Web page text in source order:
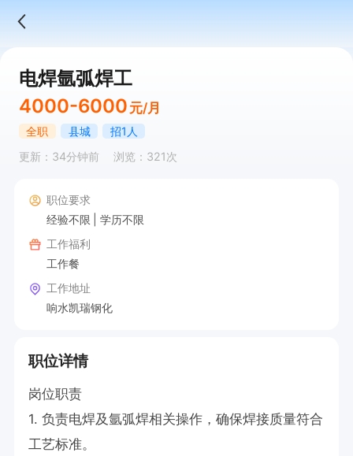
电焊氩弧焊工
4000-6000 元/月
全职 县城
招1人
更新：34分钟前
浏览：321次
职位要求
经验不限
学历不限
工作福利
工作餐
工作地址
响水凯瑞钢化
职位详情
岗位职责
1. 负责电焊及氩弧焊相关操作，确保焊接质量符合
工艺标准。